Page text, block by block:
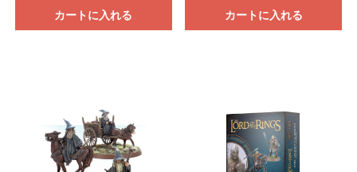
カートに入れる カートに入れる